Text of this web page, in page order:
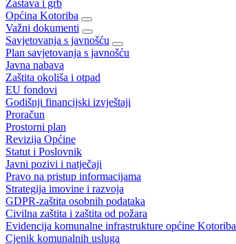
Zastava i grb
Općina Kotoriba
Važni dokumenti
Savjetovanja s javnošću
Plan savjetovanja s javnošću
Javna nabava
Zaštita okoliša i otpad
EU fondovi
Godišnji financijski izvještaji
Proračun
Prostorni plan
Revizija Općine
Statut i Poslovnik
Javni pozivi i natječaji
Pravo na pristup informacijama
Strategija imovine i razvoja
GDPR-zaštita osobnih podataka
Civilna zaštita i zaštita od požara
Evidencija komunalne infrastrukture općine Kotoriba
Cjenik komunalnih usluga